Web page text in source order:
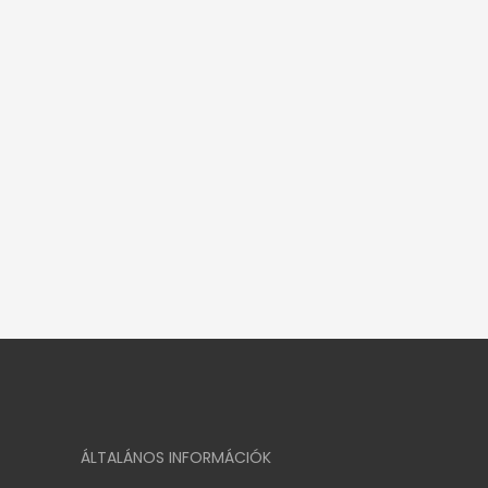
ÁLTALÁNOS INFORMÁCIÓK